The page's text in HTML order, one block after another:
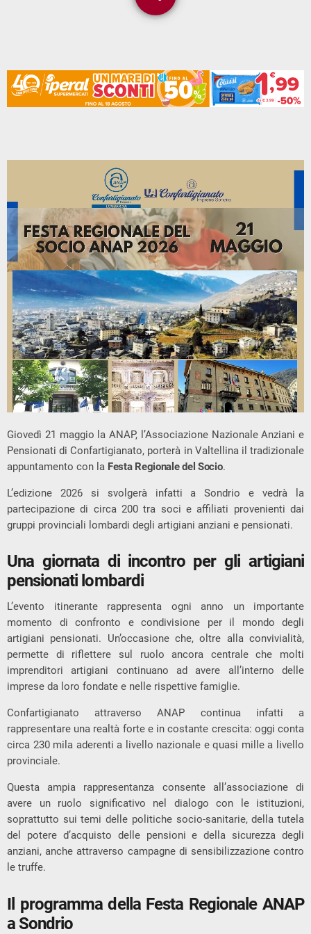
Giovedì 21 maggio la ANAP, l’Associazione Nazionale Anziani e
Pensionati di Confartigianato, porterà in Valtellinail tradizionale
appuntamento con la Festa Regionale del Socio.
L’edizione 2026 si svolgerà infatti aSondrio e vedrà la
partecipazione di circa 200 tra soci e affiliati provenienti dai
gruppi provinciali lombardi degli artigiani anziani e pensionati.
Una giornata di incontro per gli artigiani
pensionati lombardi
L’evento itinerante rappresenta ogni anno un importante
momento di confronto e condivisione per il mondo degli
artigiani pensionati. Un’occasione che, oltre alla convivialità,
permette di riflettere sul ruolo ancora centrale che molti
imprenditori artigiani continuano ad avere all’interno delle
imprese da loro fondate e nelle rispettive famiglie.
Confartigianato attraverso ANAP continua infatti a
rappresentare una realtà forte e in costante crescita: oggi conta
circa 230 mila aderenti a livello nazionale e quasi mille a livello
provinciale.
Questa ampia rappresentanza consente all’associazione di
avere un ruolo significativo nel dialogo con le istituzioni,
soprattutto sui temi delle politiche socio-sanitarie, della tutela
del potere d’acquisto delle pensioni e della sicurezza degli
anziani, anche attraverso campagne di sensibilizzazione contro
le truffe.
Il programma della Festa Regionale ANAP
a Sondrio